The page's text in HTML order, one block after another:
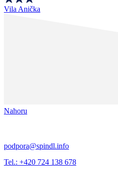
Vila Anička
Nahoru
podpora@spindl.info
Tel.: +420 724 138 678